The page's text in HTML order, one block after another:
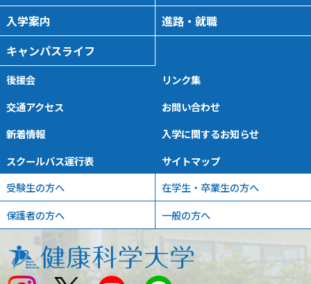
入学案内
進路・就職
キャンパスライフ
後援会
リンク集
交通アクセス
お問い合わせ
新着情報
入学に関するお知らせ
スクールバス運行表
サイトマップ
受験生の方へ
在学生・卒業生の方へ
保護者の方へ
一般の方へ